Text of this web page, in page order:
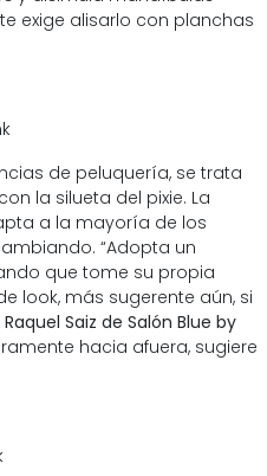
exige alisarlo con planchas
de peluquería, se trata
la silueta del pixie. La
a la mayoría de los
“Adopta un
que tome su propia
look, más sugerente aún, si
Raquel Saiz de Salón Blue by
hacia afuera, sugiere